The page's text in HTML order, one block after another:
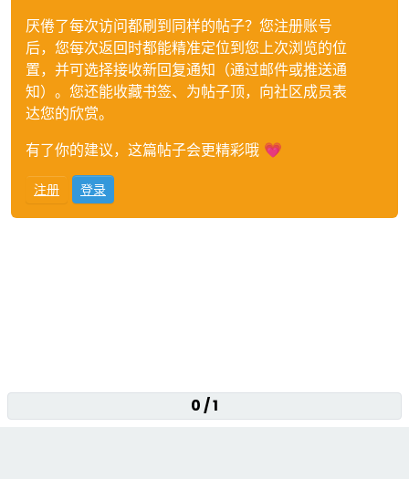
厌倦了每次访问都刷到同样的帖子？您注册账号
后，您每次返回时都能精准定位到您上次浏览的位
置，并可选择接收新回复通知（通过邮件或推送通
知）。您还能收藏书签、为帖子顶，向社区成员表
达您的欣赏。
有了你的建议，这篇帖子会更精彩哦 💗
注册 登录
0 / 1